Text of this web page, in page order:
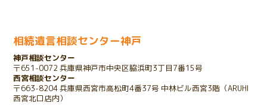
2023.10.25
存在を知らない相続人が発覚したケース
相続遺言相談センター神戸
神戸相談センター
〒651-0072 兵庫県神戸市中央区脇浜町3丁目7番15号
西宮相談センター
〒663-8204 兵庫県西宮市高松町4番37号 中林ビル西宮3階（ARUHI
西宮北口店内）